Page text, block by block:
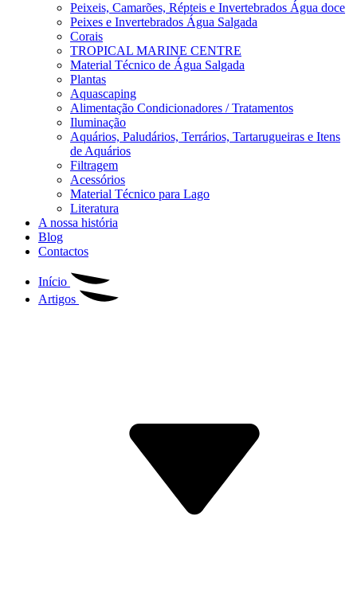
Peixeis, Camarões, Répteis e Invertebrados Água doce
Peixes e Invertebrados Água Salgada
Corais
TROPICAL MARINE CENTRE
Material Técnico de Água Salgada
Plantas
Aquascaping
Alimentação Condicionadores / Tratamentos
Iluminação
Aquários, Paludários, Terrários, Tartarugueiras e Itens
de Aquários
Filtragem
Acessórios
Material Técnico para Lago
Literatura
A nossa história
Blog
Contactos
Início
Artigos